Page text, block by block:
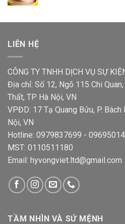
LIÊN HỆ
CÔNG TY TNHH DỊCH VỤ SỰ
Địa chỉ: Số 12, Ngõ 115 Chi Quan,
Thất, TP Hà Nội, VN
VPĐD: 17 Tạ Quang Bửu, P. Bách
Nội, VN
Hotline: 0979837699 -
MST: 0110511180
Email: hyvongviet.ltd@gmail.com
TẦM NHÌN VÀ SỨ MỆNH